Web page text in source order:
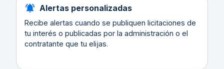
Alertas personalizadas
Recibe alertas cuando se publiquen licitaciones de
tu interés o publicadas por la administración o el
contratante que tu elijas.